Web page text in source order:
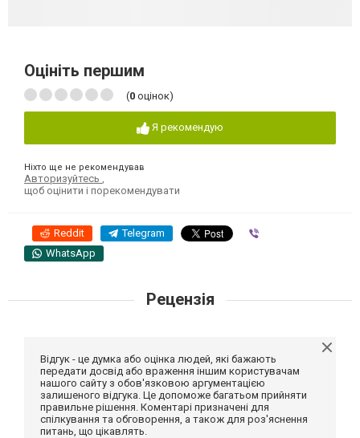
Оцініть першим
(0 оцінок)
Я рекомендую
Ніхто ще не рекомендував
Авторизуйтесь
щоб оцінити і порекомендувати
Reddit Telegram
WhatsApp
Рецензія
Відгук - це думка або оцінка людей, які бажають
передати досвід або враження іншим користувачам
нашого сайту з обов'язковою аргументацією
залишеного відгука. Це допоможе багатьом прийняти
правильне рішення. Коментарі призначені для
спілкування та обговорення, а також для роз'яснення
питань, що цікавлять.